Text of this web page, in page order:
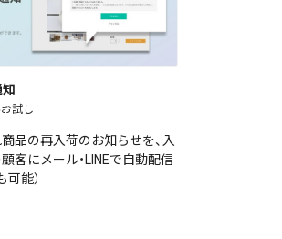
試し
品の再入荷のお知らせを、入
客にメール・LINEで自動配信
可能）